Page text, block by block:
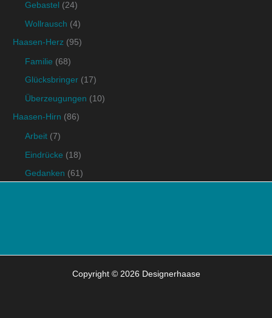
Gebastel (24)
Wollrausch (4)
Haasen-Herz (95)
Familie (68)
Glücksbringer (17)
Überzeugungen (10)
Haasen-Hirn (86)
Arbeit (7)
Eindrücke (18)
Gedanken (61)
Copyright © 2026 Designerhaase